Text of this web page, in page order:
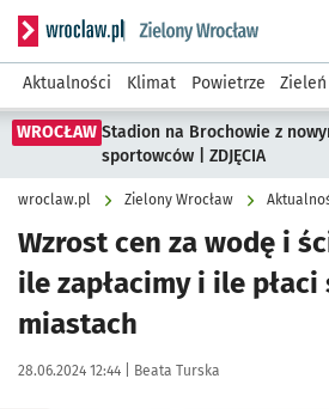
Serwis informacyjny wroclaw.pl
Aktualności Klimat Powietrze
WROCŁAW Stadion na Brochowie z
sportowców | ZDJĘCIA
wroclaw.pl Zielony Wrocław
Wzrost cen za wodę i
ile zapłacimy i ile
miastach
Data publikacji:
28.06.2024 12:44 | Autor:
Beata Turska